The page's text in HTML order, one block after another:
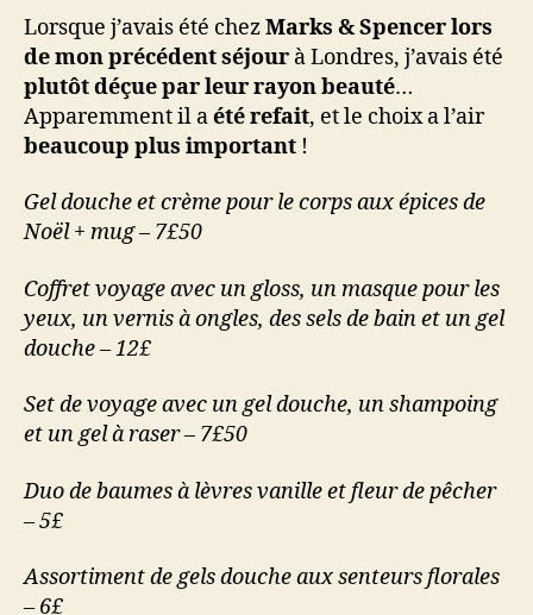
Lorsque j’avais été chezMarks & Spencer lors
de mon précédent séjour à Londres, j’avais été
plutôt déçue par leur rayon beauté…
Apparemment il aété refait, et le choix a l’air
beaucoup plus important !
Gel douche et crème pour le corps aux épices de
Noël + mug – 7£50
Coffret voyage avec un gloss, un masque pour les
yeux, un vernis à ongles, des sels de bain et un gel
douche – 12£
Set de voyage avec un gel douche, un shampoing
et un gel à raser – 7£50
Duo de baumes à lèvres vanille et fleur de pêcher
– 5£
Assortiment de gels douche aux senteurs florales
– 6£